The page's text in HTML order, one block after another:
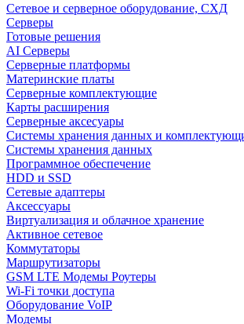
Сетевое и серверное оборудование, СХД
Cерверы
Готовые решения
AI Серверы
Серверные платформы
Материнские платы
Серверные комплектующие
Карты расширения
Серверные аксесуары
Системы хранения данных и
Системы хранения данных
Программное обеспечение
HDD и SSD
Сетевые адаптеры
Аксессуары
Виртуализация и облачное хранение
Активное сетевое
Коммутаторы
Маршрутизаторы
GSM LTE Модемы Роутеры
Wi-Fi точки доступа
Оборудование VoIP
Модемы